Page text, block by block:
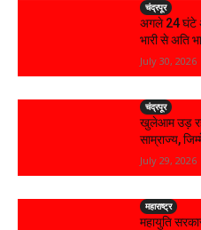
चंद्रपूर
अगले 24 घंटे
भारी से अति
July 30, 2026
चंद्रपूर
खुलेआम उड़
साम्राज्य,
July 29, 2026
महाराष्ट्र
महायुति